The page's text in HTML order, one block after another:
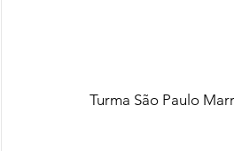
Turma São Paulo